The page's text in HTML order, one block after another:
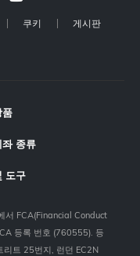
쿠키 게시판
품
좌 종류
도구
서 FCA(Financial Conduct
등록 번호 (760555). 등
리트 25번지, 런던 EC2N